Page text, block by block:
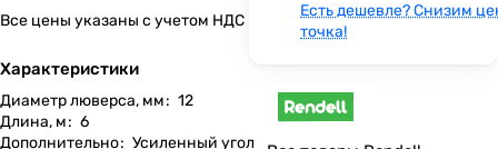
Все цены указаны с учетом НДС
Характеристики
Диаметр люверса, мм: 12
Длина, м: 6
Дополнительно: Усиленный угол
Есть дешевле? Снизим
точка!